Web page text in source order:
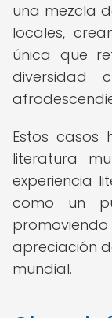
una mezcla
locales,
única que
diversidad
Estos casos
literatura
experiencia
como un
apreciación
mundial.